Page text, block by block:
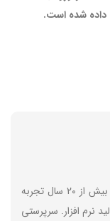
داده شده است.
سرپرست تیم، مدیر پروژه و برنامه نویس ارشد. بیش از 20 سال تجربه
نرم افزار. سرپرستی